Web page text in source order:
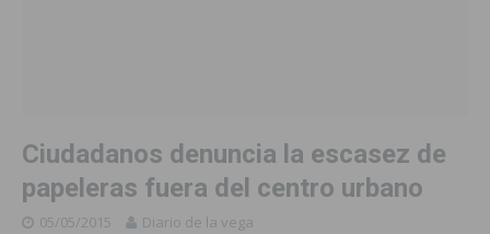
Ciudadanos denuncia la escasez de
papeleras fuera del centro urbano
05/05/2015 Diario de la vega